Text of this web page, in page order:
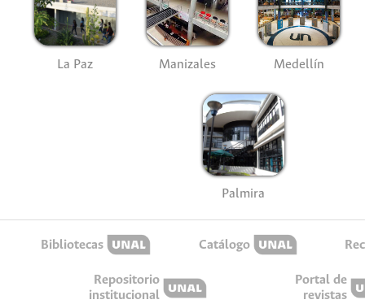
La Paz Manizales Medellín
Palmira
Bibliotecas Catálogo
Repositorio
institucional
Portal de
revistas